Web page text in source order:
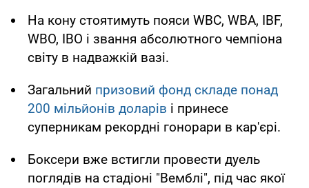
На кону стоятимуть пояси WBC, WBA, IBF,
WBO, IBO і звання абсолютного чемпіона
світу в надважкій вазі.
Загальний призовий фонд складе понад
200 мільйонів доларів і принесе
суперникам рекордні гонорари в кар'єрі.
Боксери вже встигли провести дуель
поглядів на стадіоні "Вемблі", під час якої